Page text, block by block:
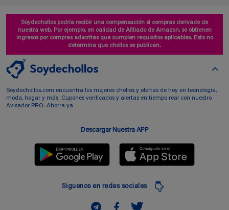
Soydechollos podría recibir una compensación si compras derivado de
nuestra web. Por ejemplo, en calidad de Afiliado de Amazon, se obtienen
ingresos por compras adscritas que cumplen requisitos aplicables. Esto no
determina que chollos se publican.
Soydechollos.com encuentra los mejores chollos y ofertas de hoy en tecnología,
moda, hogar y más. Cupones verificados y alertas en tiempo real con nuestro
Avisador PRO. Ahorra ya
Descargar Nuestra APP
Siguenos en redes sociales